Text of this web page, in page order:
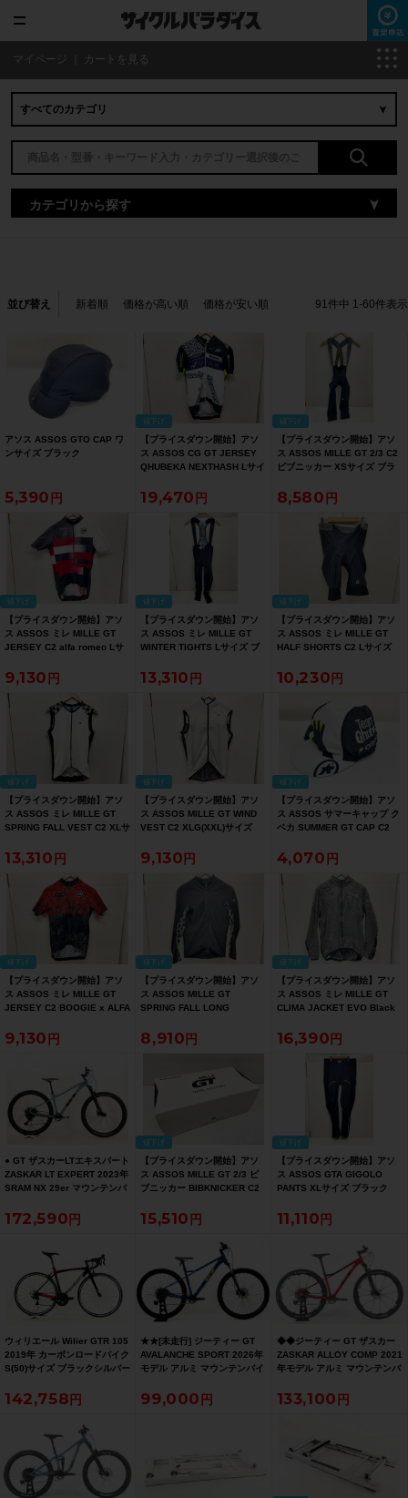
マイページ カートを見る
カテゴリから探す
並び替え 新着順 価格が高い順 価格が安い順 91件中 1-60件表示
アソス ASSOS GTO CAP ワ
ンサイズ ブラック
5,390
値下げ
【プライスダウン開始】アソ
ス ASSOS CG GT JERSEY
QHUBEKA NEXTHASH Lサイ
19,470
値下げ
【プライスダウン開始】アソ
ス ASSOS MILLE GT 2/3 C2
ビブニッカー XSサイズ ブラ
8,580
値下げ
【プライスダウン開始】アソ
ス ASSOS ミレ MILLE GT
JERSEY C2 alfa romeo Lサ
9,130
値下げ
【プライスダウン開始】アソ
ス ASSOS ミレ MILLE GT
WINTER TIGHTS Lサイズ ブ
13,310
値下げ
【プライスダウン開始】アソ
ス ASSOS ミレ MILLE GT
HALF SHORTS C2 Lサイズ
10,230
値下げ
【プライスダウン開始】アソ
ス ASSOS ミレ MILLE GT
SPRING FALL VEST C2 XLサ
SALE】
13,310
値下げ
【プライスダウン開始】アソ
ス ASSOS MILLE GT WIND
VEST C2 XLG(XXL)サイズ
SALE】
9,130
値下げ
【プライスダウン開始】アソ
ス ASSOS サマーキャップ ク
ベカ SUMMER GT CAP C2
買い得SALE】
4,070
値下げ
【プライスダウン開始】アソ
ス ASSOS ミレ MILLE GT
JERSEY C2 BOOGIE x ALFA
SALE】
9,130
値下げ
【プライスダウン開始】アソ
ス ASSOS MILLE GT
SPRING FALL LONG
ラック【お買い得SALE】
8,910
値下げ
【プライスダウン開始】アソ
ス ASSOS ミレ MILLE GT
CLIMA JACKET EVO Black
【お買い得SALE】
16,390
● GT ザスカーLTエキスパート
ZASKAR LT EXPERT 2023年
SRAM NX 29er マウンテンバ
ーングローム
172,590
値下げ
【プライスダウン開始】アソ
ス ASSOS MILLE GT 2/3 ビ
ブニッカー BIBKNICKER C2
ク【お買い得SALE】
15,510
値下げ
【プライスダウン開始】アソ
ス ASSOS GTA GIGOLO
PANTS XLサイズ ブラック
11,110
ウィリエール Wilier GTR 105
2019年 カーボンロードバイク
S(50)サイズ ブラックシルバー
142,758
★★[未走行] ジーティー GT
AVALANCHE SPORT 2026年
モデル アルミ マウンテンバイ
ルー（サイクルパラダイス山
口より配送)
99,000
◆◆ジーティー GT ザスカー
ZASKAR ALLOY COMP 2021
年モデル アルミ マウンテンバ
1x12速（サイクルパラダイス
大阪より配送）
133,100